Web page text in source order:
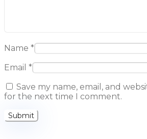
Name *
Email *
Save my name, email, and
for the next time I comment.